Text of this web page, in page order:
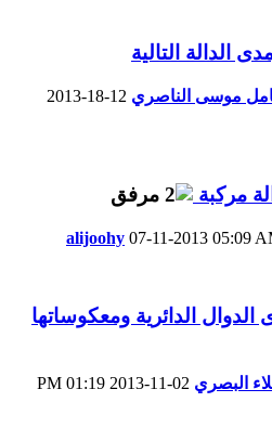
الدالة التالية
موسى الناصري
مركبة
alijoohy 07-11-2013 05:09
الدائرية ومعكوساتها
البصري
01:19 PM